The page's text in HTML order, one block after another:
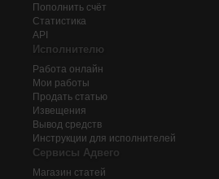
Пополнить счёт
Статистика
API
Исполнителю
Работа онлайн
Мои работы
Продать статью
Извещения
Вывод средств
Инструкции для исполнителей
Сервисы Адвего
Магазин статей